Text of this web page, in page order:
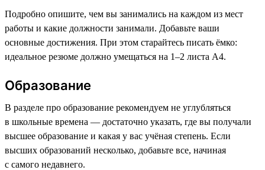
Подробно опишите, чем вы занимались на каждом из мест
работы и какие должности занимали. Добавьте ваши
основные достижения. При этом старайтесь писать ёмко:
идеальное резюме должно умещаться на 1–2 листа А4.
Образование
В разделе про образование рекомендуем не углубляться
в школьные времена — достаточно указать, где вы получали
высшее образование и какая у вас учёная степень. Если
высших образований несколько, добавьте все, начиная
с самого недавнего.